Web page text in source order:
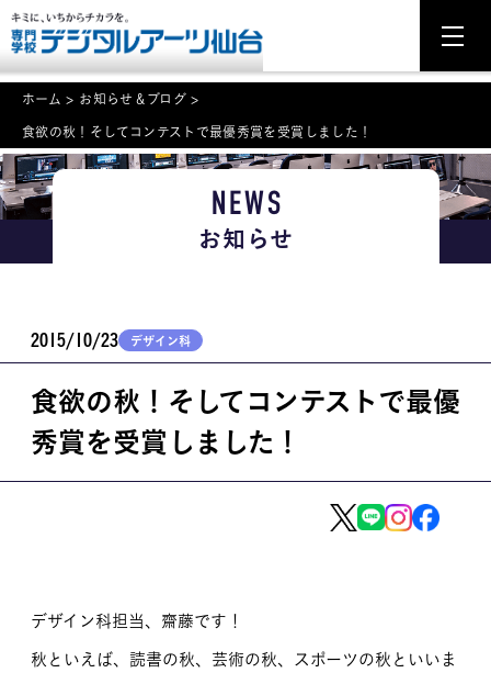
NEWS
学科・専攻案内
学校案内
就職・資格
イベント案内
学びの環境
保護者のみなさま
ホーム > お知らせ＆ブログ >
食欲の秋！そしてコンテストで最優秀賞を受賞しました！
NEWS
お知らせ
2015/10/23 デザイン科
食欲の秋！そしてコンテストで最優
秀賞を受賞しました！
デザイン科担当、齋藤です！
秋といえば、読書の秋、芸術の秋、スポーツの秋といいま